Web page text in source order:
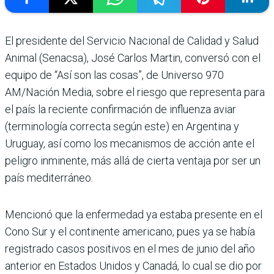
El presidente del Servicio Nacional de Calidad y Salud
Animal (Senacsa), José Carlos Martin, conversó con el
equipo de “Así son las cosas”, de Universo 970
AM/Nación Media, sobre el riesgo que representa para
el país la reciente confirmación de influenza aviar
(terminología correcta según este) en Argentina y
Uruguay, así como los mecanismos de acción ante el
peligro inminente, más allá de cierta ventaja por ser un
país mediterráneo.
Mencionó que la enfermedad ya estaba presente en el
Cono Sur y el continente americano, pues ya se había
registrado casos positivos en el mes de junio del año
anterior en Estados Unidos y Canadá, lo cual se dio por